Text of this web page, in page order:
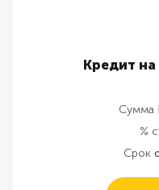
Кредит на
Сумма
%
Срок